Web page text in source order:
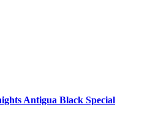
Antigua Black Special